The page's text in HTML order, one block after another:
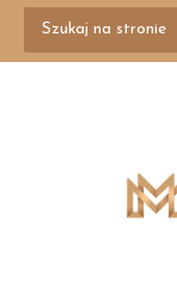
Przejdź
treści
for: